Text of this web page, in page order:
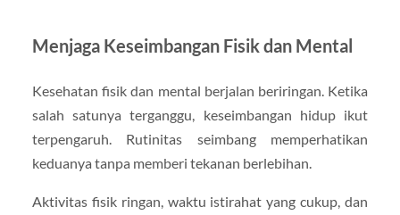
Menjaga Keseimbangan Fisik dan Mental
Kesehatan fisik dan mental berjalan beriringan. Ketika
salah satunya terganggu, keseimbangan hidup ikut
terpengaruh. Rutinitas seimbang memperhatikan
keduanya tanpa memberi tekanan berlebihan.
Aktivitas fisik ringan, waktu istirahat yang cukup, dan